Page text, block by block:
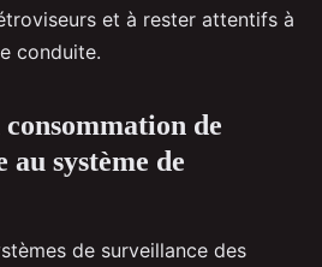
et à rester attentifs à
conduite.
de
système de
de surveillance des